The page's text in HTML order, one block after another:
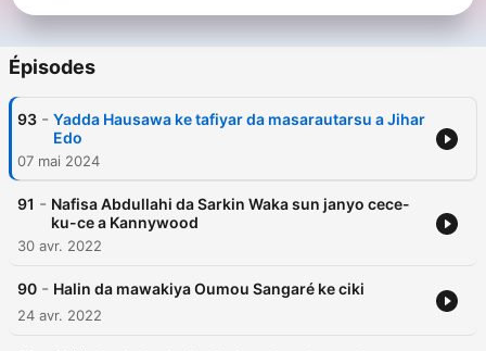
Épisodes
93 - Yadda Hausawa ke tafiyar da masarautarsu a Jihar
Edo
07 mai 2024
91 - Nafisa Abdullahi da Sarkin Waka sun janyo cece-
ku-ce a Kannywood
30 avr. 2022
90 - Halin da mawakiya Oumou Sangaré ke ciki
24 avr. 2022